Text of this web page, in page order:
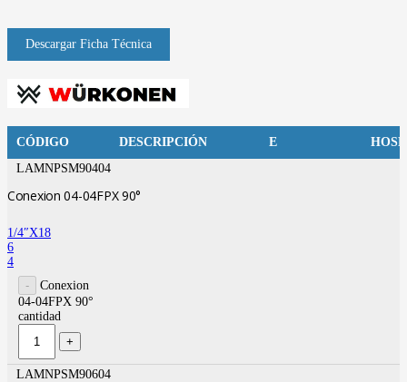
CÓDIGO DESCRIPCIÓN E
LAMNPSM90404
Conexion 04-04FPX 90°
1/4″X18
6
4
Conexion
04-04FPX 90°
cantidad
LAMNPSM90604